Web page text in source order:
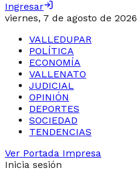
Ingresar
viernes, 7 de agosto de 2026
VALLEDUPAR
POLÍTICA
ECONOMÍA
VALLENATO
JUDICIAL
OPINIÓN
DEPORTES
SOCIEDAD
TENDENCIAS
Ver Portada Impresa
Inicia sesión